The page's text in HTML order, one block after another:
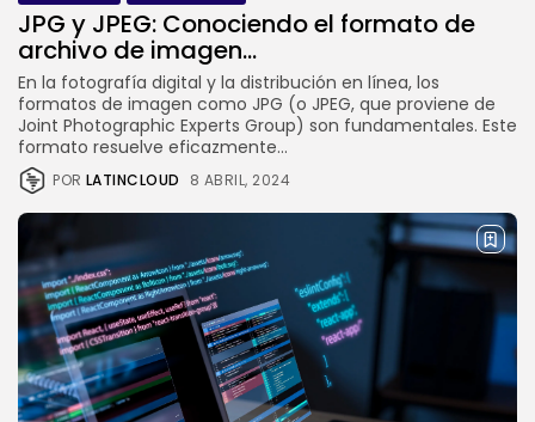
JPG y JPEG: Conociendo el formato de
archivo de imagen...
En la fotografía digital y la distribución en línea, los
formatos de imagen como JPG (o JPEG, que proviene de
Joint Photographic Experts Group) son fundamentales. Este
formato resuelve eficazmente...
POR LATINCLOUD 8 ABRIL, 2024